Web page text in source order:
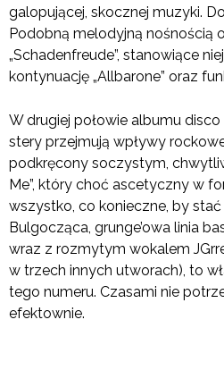
galopującej, skocznej muzyki.
Podobną melodyjną nośnością
„Schadenfreude”, stanowiące
kontynuację „Allbarone” oraz
W drugiej połowie albumu
stery przejmują wpływy
podkręcony soczystym,
Me”, który choć ascetyczny w
wszystko, co konieczne, by
Bulgocząca, grunge’owa linia
wraz z rozmytym wokalem
w trzech innych utworach), to
tego numeru. Czasami nie
efektownie.